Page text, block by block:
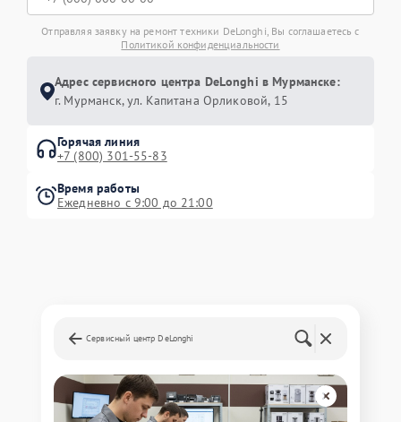
Отправляя заявку на ремонт техники DeLonghi, Вы соглашаетесь с
Политикой конфиденциальности
Адрес сервисного центра DeLonghi в Мурманске:
г. Мурманск, ул. Капитана Орликовой, 15
Горячая линия
+7 (800) 301-55-83
Время работы
Ежедневно с 9:00 до 21:00
Сервисный центр DeLonghi